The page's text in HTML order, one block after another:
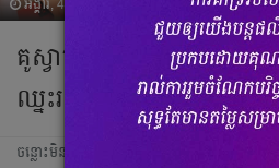
អង្គារ, 4 កុម្ភៈ 2025 05:17
គូស្វាមី ភរិយាទាំង ៥គូនេ
ឈ្នះរង្វាន់ធំចេញទៅក្រេបទឹ
ចន្លោះមិនឃើញ